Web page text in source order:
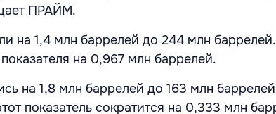
ПРАЙМ.
на 1,4 млн баррелей до 244 млн баррелей.
на 0,967 млн баррелей.
на 1,8 млн баррелей до 163 млн
показатель сократится на 0,333 млн